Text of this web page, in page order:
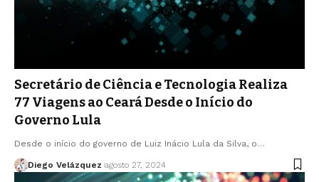
Secretário de Ciência e Tecnologia Realiza
77 Viagens ao Ceará Desde o Início do
Governo Lula
Desde o início do governo de Luiz Inácio Lula da Silva, o…
Diego Velázquez agosto 27, 2024